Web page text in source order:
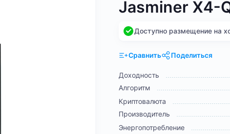
Jasminer X4-
Доступно размещение на
Сравнить Поделиться
Доходность
Алгоритм
Криптовалюта
Производитель
Энергопотребление